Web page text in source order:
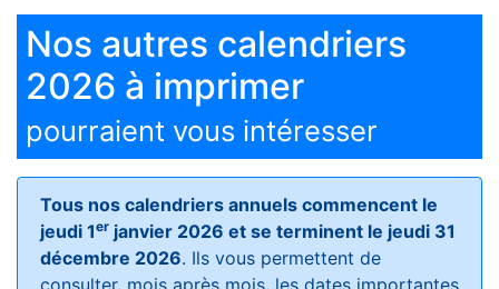
Nos autres calendriers
2026 à imprimer
pourraient vous intéresser
Tous nos calendriers annuels commencent le
jeudi 1er janvier 2026 et se terminent le jeudi 31
décembre 2026. Ils vous permettent de
consulter, mois après mois, les dates importantes